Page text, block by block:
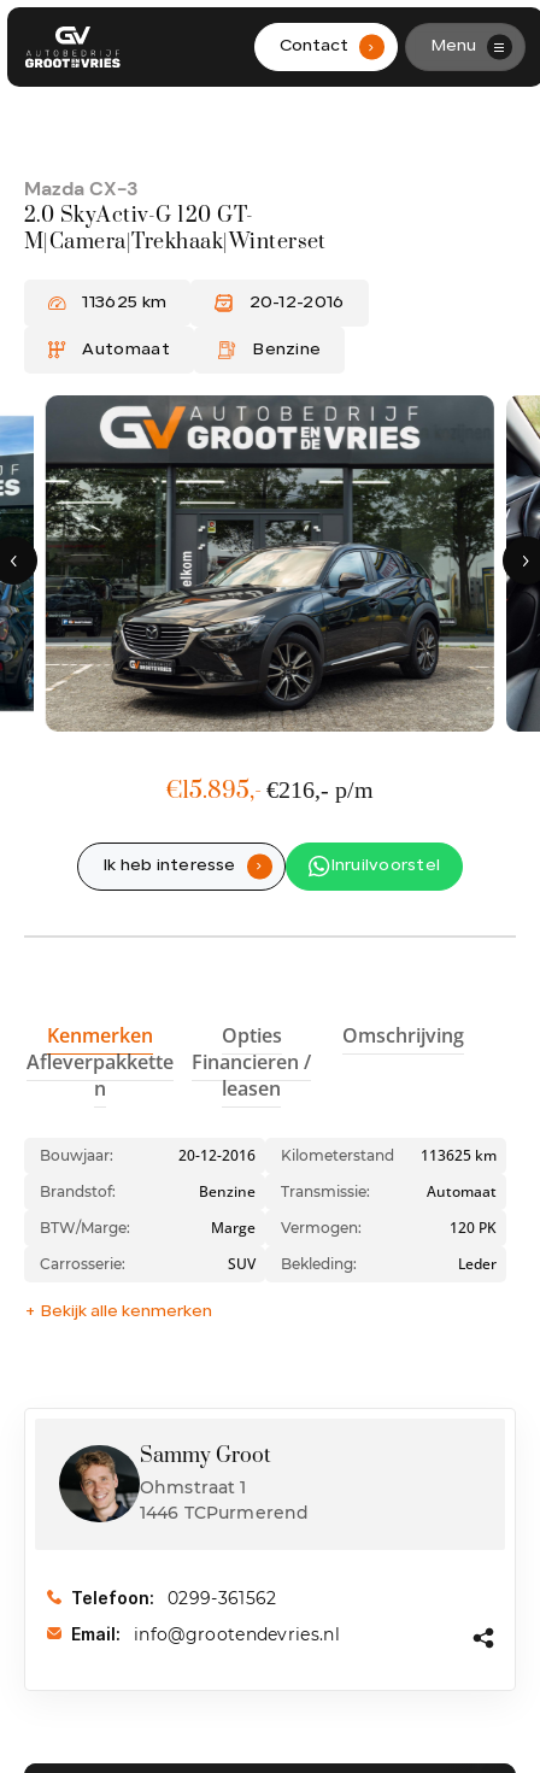
Contact . Menu
WERKPLAATS
CONTACT
0299-361562
info@grootendevries.nl
Showroom adres
Ohmstraat 1
1446 TCPurmerend
Werkplaats adres
Hyacintenstraat 36A
1131 HWVolendam
Mazda CX-3
2.0 SkyActiv-G 120 GT-
M|Camera|Trekhaak|Winterset
113625 km 20-12-2016
Automaat Benzine
€15.895,- €216,- p/m
Ik heb interesse . Inruilvoorstel
Kenmerken Opties
Omschrijving
Afleverpakkette
n
Financieren /
leasen
Bouwjaar: 20-12-2016 Kilometerstand 113625 km
Brandstof: Benzine Transmissie: Automaat
BTW/Marge: Marge Vermogen: 120 PK
Carrosserie: SUV Bekleding: Leder
+ Bekijk alle kenmerken
Sammy Groot
Ohmstraat 1
1446 TCPurmerend
Telefoon: 0299-361562
Email: info@grootendevries.nl